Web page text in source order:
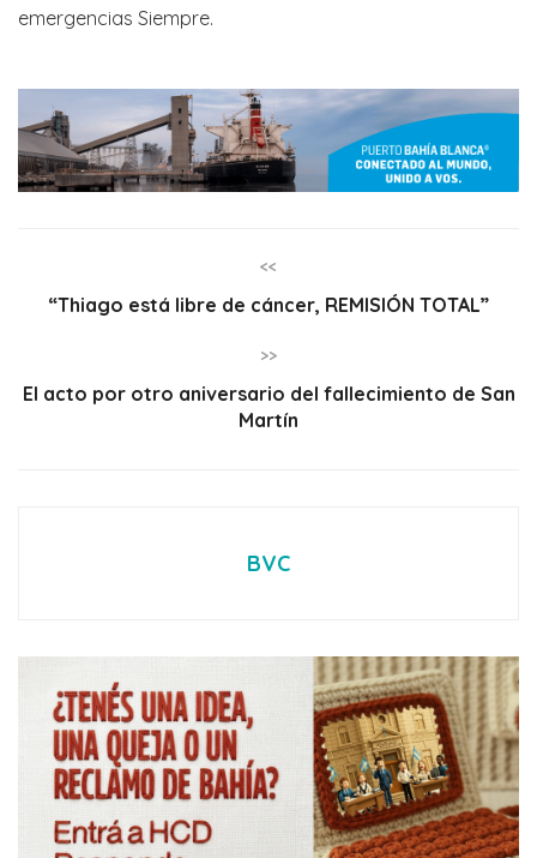
emergencias Siempre.
<<
“Thiago está libre de cáncer, REMISIÓN TOTAL”
>>
El acto por otro aniversario del fallecimiento de San
Martín
BVC